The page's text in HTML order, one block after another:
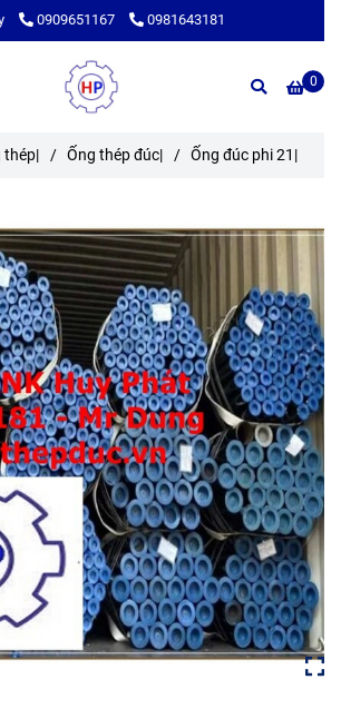
0909651167 0981643181
0
thép| / Ống thép đúc| / Ống đúc phi 21|